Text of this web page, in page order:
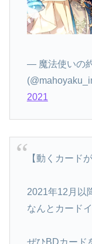
— 魔法使いの
2021
【動くカード
2021年12月以
なんとカード
ぜひBDカード